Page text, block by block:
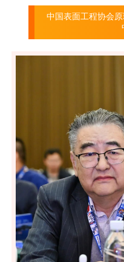
中国表面工程协会